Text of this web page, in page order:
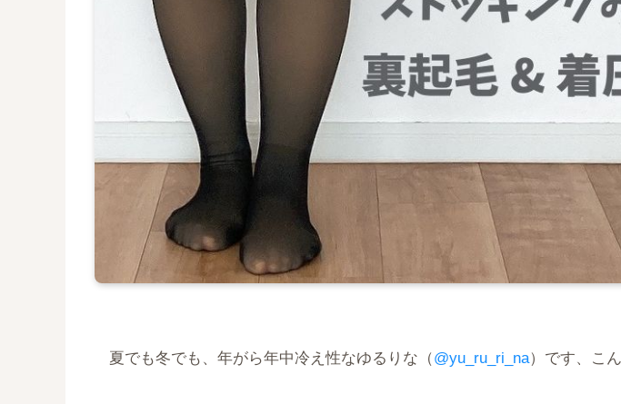
夏でも冬でも、年がら年中冷え性なゆるりな（@yu_ru_ri_na）です、こ